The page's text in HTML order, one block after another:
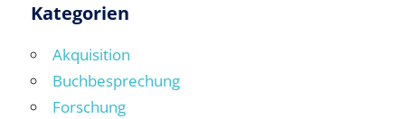
Kategorien
Akquisition
Buchbesprechung
Forschung